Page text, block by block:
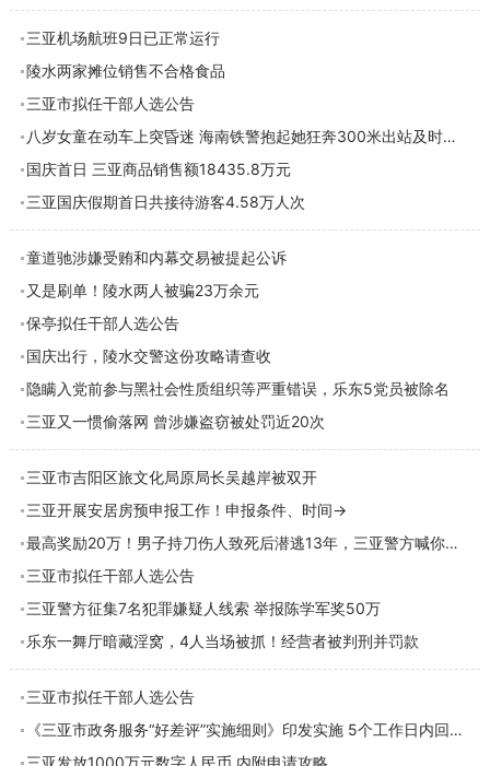
三亚机场航班9日已正常运行
陵水两家摊位销售不合格食品
三亚市拟任干部人选公告
八岁女童在动车上突昏迷 海南铁警抱起她狂奔300米出站及时就医
国庆首日 三亚商品销售额18435.8万元
三亚国庆假期首日共接待游客4.58万人次
童道驰涉嫌受贿和内幕交易被提起公诉
又是刷单！陵水两人被骗23万余元
保亭拟任干部人选公告
国庆出行，陵水交警这份攻略请查收
隐瞒入党前参与黑社会性质组织等严重错误，乐东5党员被除名
三亚又一惯偷落网 曾涉嫌盗窃被处罚近20次
三亚市吉阳区旅文化局原局长吴越岸被双开
三亚开展安居房预申报工作！申报条件、时间→
最高奖励20万！男子持刀伤人致死后潜逃13年，三亚警方喊你来举报
三亚市拟任干部人选公告
三亚警方征集7名犯罪嫌疑人线索 举报陈学军奖50万
乐东一舞厅暗藏淫窝，4人当场被抓！经营者被判刑并罚款
三亚市拟任干部人选公告
《三亚市政务服务“好差评”实施细则》印发实施 5个工作日内回复整改结果
三亚发放1000万元数字人民币 内附申请攻略